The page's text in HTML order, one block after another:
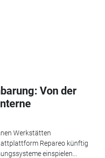
Von der
Werkstätten
Repareo künftig
einspielen...